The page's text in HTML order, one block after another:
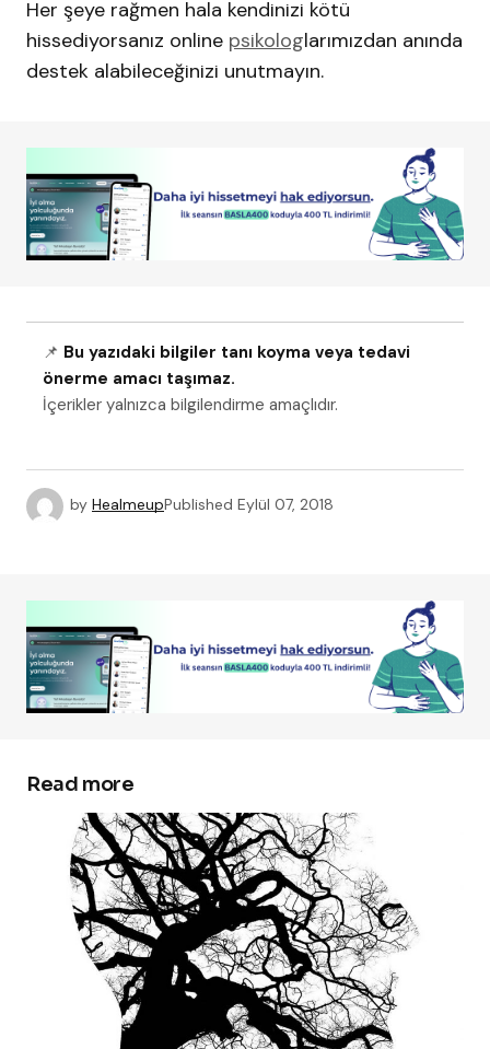
Her şeye rağmen hala kendinizi kötü
hissediyorsanız online psikologlarımızdan anında
destek alabileceğinizi unutmayın.
📌 Bu yazıdaki bilgiler tanı koyma veya tedavi
önerme amacı taşımaz.
İçerikler yalnızca bilgilendirme amaçlıdır.
by HealmeupPublished Eylül 07, 2018
Read more